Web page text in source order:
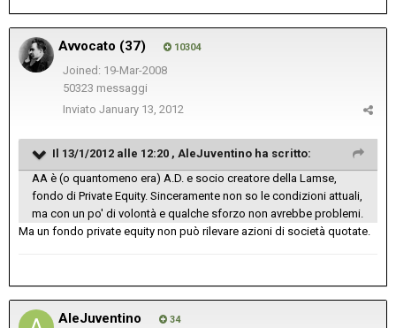
Avvocato (37) 10304
Joined: 19-Mar-2008
50323 messaggi
Inviato January 13, 2012
Il 13/1/2012 alle 12:20 , AleJuventino ha scritto:
AA è (o quantomeno era) A.D. e socio creatore della Lamse,
fondo di Private Equity. Sinceramente non so le condizioni attuali,
ma con un po' di volontà e qualche sforzo non avrebbe problemi.
Ma un fondo private equity non può rilevare azioni di società quotate.
AleJuventino 34